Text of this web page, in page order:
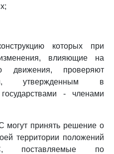
которых при
влияющие на
движения, проверяют
утвержденным в
- членами
могут принять решение о
территории положений
поставляемые по